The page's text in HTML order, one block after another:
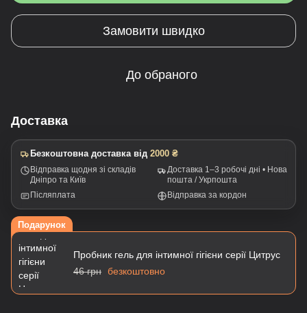
Замовити швидко
До обраного
Доставка
Безкоштовна доставка від 2000 ₴
Відправка щодня зі складів
Дніпро та Київ
Доставка 1–3 робочі дні • Нова
пошта / Укрпошта
Післяплата
Відправка за кордон
Подарунок
Пробник гель для інтимної гігієни серії Цитрус
46 грн безкоштовно